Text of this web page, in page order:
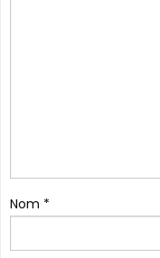
Nom *